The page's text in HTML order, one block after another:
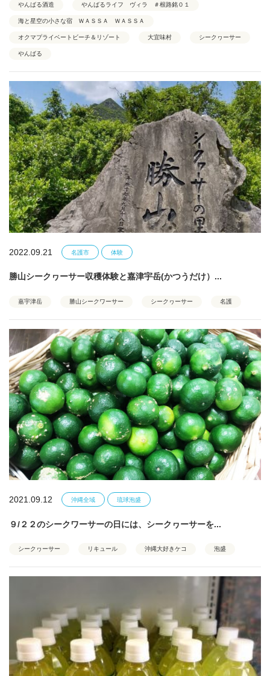
やんばる酒造 やんばるライフ ヴィラ ＃根路銘０１
海と星空の小さな宿 ＷＡＳＳＡ ＷＡＳＳＡ
オクマプライベートビーチ＆リゾート 大宜味村 シークヮーサー
やんばる
2022.09.21 名護市 体験
勝山シークヮーサー収穫体験と嘉津宇岳(かつうだけ）...
嘉宇津岳 勝山シークワーサー シークヮーサー 名護
2021.09.12 沖縄全域 琉球泡盛
９/２２のシークワーサーの日には、シークヮーサーを...
シークヮーサー リキュール 沖縄大好きケコ 泡盛